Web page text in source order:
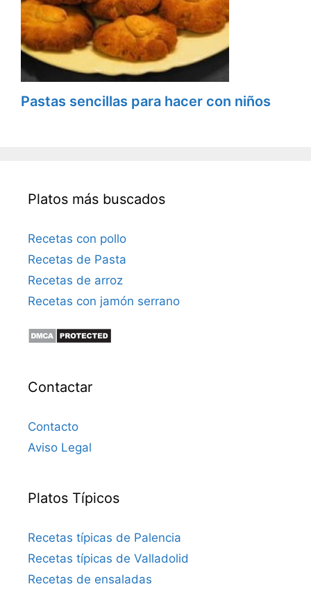
Pastas sencillas para hacer con niños
Platos más buscados
Recetas con pollo
Recetas de Pasta
Recetas de arroz
Recetas con jamón serrano
Contactar
Contacto
Aviso Legal
Platos Típicos
Recetas típicas de Palencia
Recetas típicas de Valladolid
Recetas de ensaladas